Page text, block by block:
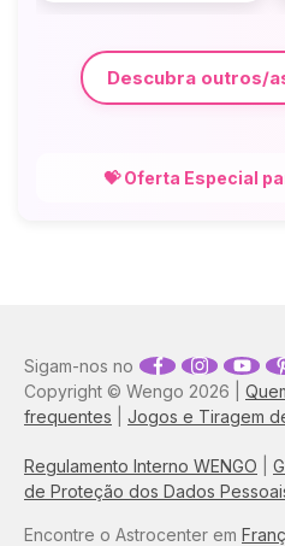
Descubra outros/
💝 Oferta Especial
Copyright © Wengo 2026 |
frequentes
Jogos e Tiragem
Regulamento Interno WENGO
de Proteção dos Dados
Sigam-nos no
Encontre o Astrocenter em